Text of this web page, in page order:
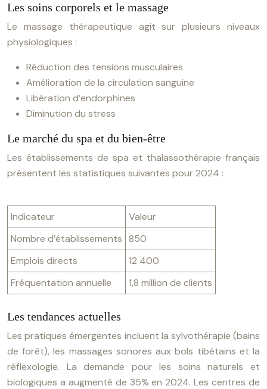
Les soins corporels et le massage
Le massage thérapeutique agit sur plusieurs niveaux
physiologiques :
Réduction des tensions musculaires
Amélioration de la circulation sanguine
Libération d’endorphines
Diminution du stress
Le marché du spa et du bien-être
Les établissements de spa et thalassothérapie français
présentent les statistiques suivantes pour 2024 :
Indicateur
Valeur
Nombre d’établissements 850
Emplois directs
12 400
Fréquentation annuelle
1,8 million de clients
Les tendances actuelles
Les pratiques émergentes incluent la sylvothérapie (bains
de forêt), les massages sonores aux bols tibétains et la
réflexologie. La demande pour les soins naturels et
biologiques a augmenté de 35% en 2024. Les centres de